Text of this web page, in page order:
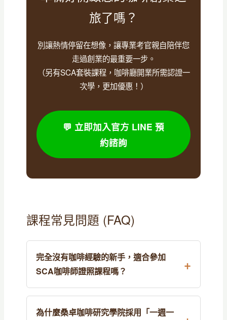
旅了嗎？
別讓熱情停留在想像，讓專業考官親自陪伴您
走過創業的最重要一步。
（另有SCA套裝課程，咖啡廳開業所需認證一
次學，更加優惠！）
💬 立即加入官方 LINE 預
約諮詢
課程常見問題 (FAQ)
完全沒有咖啡經驗的新手，適合參加
SCA咖啡師證照課程嗎？
為什麼桑卓咖啡研究學院採用「一週一